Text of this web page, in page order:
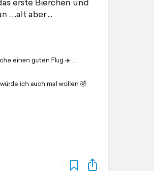
….alt aber
einen guten Flug ✈️ …
ich auch mal wollen 🤣